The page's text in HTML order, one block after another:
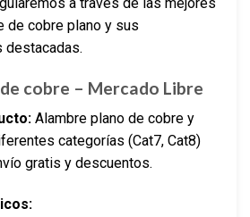
de cobre plano y sus
destacadas.
cobre – Mercado Libre
Alambre plano de cobre y
categorías (Cat7, Cat8)
gratis y descuentos.